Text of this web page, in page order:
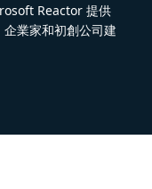
Reactor 提供
業家和初創公司建